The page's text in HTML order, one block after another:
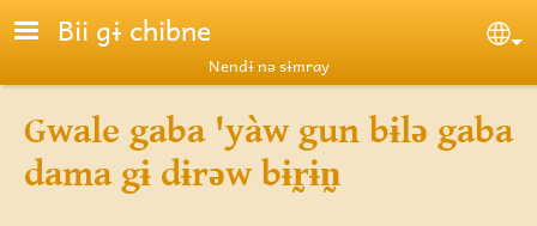
Skip to main content
Bii gɨ chibne
Nendɨ nə sɨmray
Gwale gaba ꞌyàw gun bɨlə gaba
dama gɨ dɨrəw bɨr̰ɨn̰